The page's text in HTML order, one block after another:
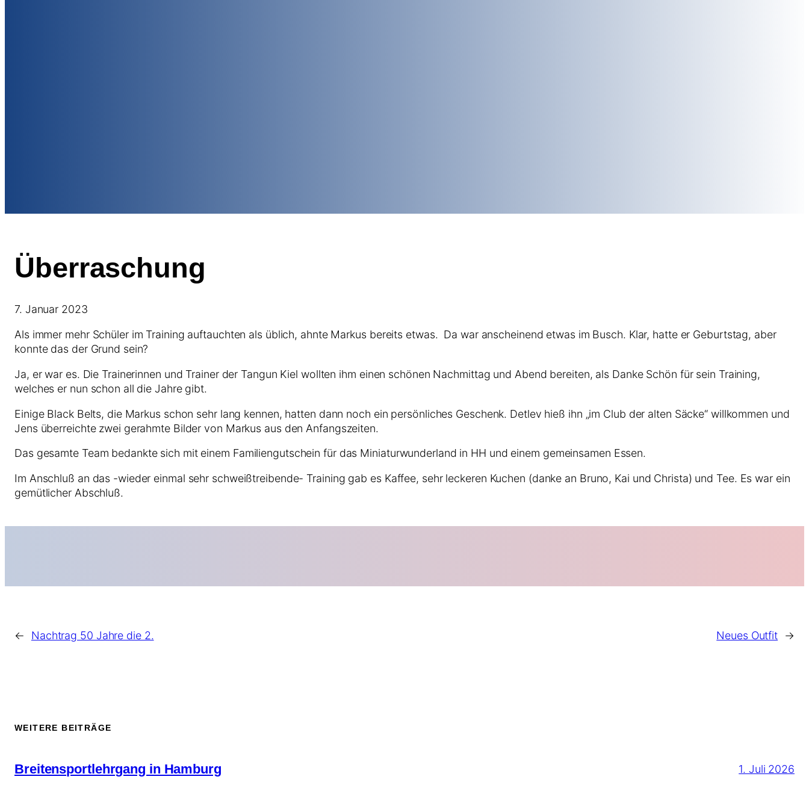
Überraschung
7. Januar 2023
Als immer mehr Schüler im Training auftauchten als üblich, ahnte Markus bereits etwas. Da war anscheinend etwas im Busch. Klar, hatte er Geburtstag, aber
konnte das der Grund sein?
Ja, er war es. Die Trainerinnen und Trainer der Tangun Kiel wollten ihm einen schönen Nachmittag und Abend bereiten, als Danke Schön für sein Training,
welches er nun schon all die Jahre gibt.
Einige Black Belts, die Markus schon sehr lang kennen, hatten dann noch ein persönliches Geschenk. Detlev hieß ihn „im Club der alten Säcke“ willkommen und
Jens überreichte zwei gerahmte Bilder von Markus aus den Anfangszeiten.
Das gesamte Team bedankte sich mit einem Familiengutschein für das Miniaturwunderland in HH und einem gemeinsamen Essen.
Im Anschluß an das -wieder einmal sehr schweißtreibende- Training gab es Kaffee, sehr leckeren Kuchen (danke an Bruno, Kai und Christa) und Tee. Es war ein
gemütlicher Abschluß.
← Nachtrag 50 Jahre die 2. Neues Outfit →
WEITERE BEITRÄGE
Breitensportlehrgang in Hamburg 1. Juli 2026